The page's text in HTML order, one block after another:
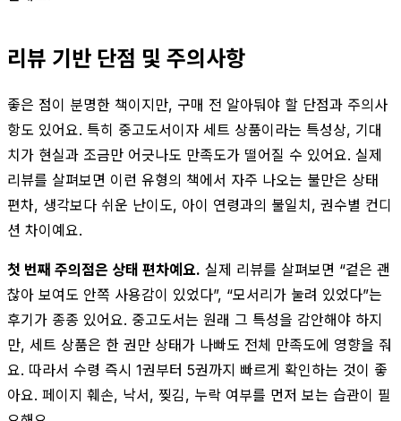
리뷰 기반 단점 및 주의사항
좋은 점이 분명한 책이지만, 구매 전 알아둬야 할 단점과 주의사
항도 있어요. 특히 중고도서이자 세트 상품이라는 특성상, 기대
치가 현실과 조금만 어긋나도 만족도가 떨어질 수 있어요. 실제
리뷰를 살펴보면 이런 유형의 책에서 자주 나오는 불만은 상태
편차, 생각보다 쉬운 난이도, 아이 연령과의 불일치, 권수별 컨디
션 차이예요.
첫 번째 주의점은 상태 편차예요. 실제 리뷰를 살펴보면 “겉은 괜
찮아 보여도 안쪽 사용감이 있었다”, “모서리가 눌려 있었다”는
후기가 종종 있어요. 중고도서는 원래 그 특성을 감안해야 하지
만, 세트 상품은 한 권만 상태가 나빠도 전체 만족도에 영향을 줘
요. 따라서 수령 즉시 1권부터 5권까지 빠르게 확인하는 것이 좋
아요. 페이지 훼손, 낙서, 찢김, 누락 여부를 먼저 보는 습관이 필